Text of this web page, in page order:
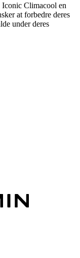
Iconic Climacool en
at forbedre deres
under deres